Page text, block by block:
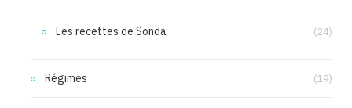
Les recettes de Sonda (24)
Régimes (19)